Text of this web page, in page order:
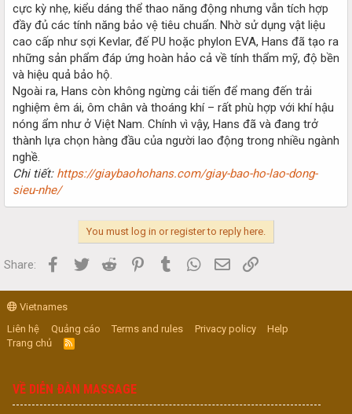
cực kỳ nhẹ, kiểu dáng thể thao năng động nhưng vẫn tích hợp
đầy đủ các tính năng bảo vệ tiêu chuẩn. Nhờ sử dụng vật liệu
cao cấp như sợi Kevlar, đế PU hoặc phylon EVA, Hans đã tạo ra
những sản phẩm đáp ứng hoàn hảo cả về tính thẩm mỹ, độ bền
và hiệu quả bảo hộ.
Ngoài ra, Hans còn không ngừng cải tiến để mang đến trải
nghiệm êm ái, ôm chân và thoáng khí – rất phù hợp với khí hậu
nóng ẩm như ở Việt Nam. Chính vì vậy, Hans đã và đang trở
thành lựa chọn hàng đầu của người lao động trong nhiều ngành
nghề.
Chi tiết: https://giaybaohohans.com/giay-bao-ho-lao-dong-
sieu-nhe/
You must log in or register to reply here.
Share: Facebook
Twitter Reddit PinterestTumblr WhatsApp
Email
Vietnames
Liên hệ
Quảng cáo Terms and rules Privacy policy
Help
Trang chủ
R
S
VỀ DIỄN ĐÀN MASSAGE